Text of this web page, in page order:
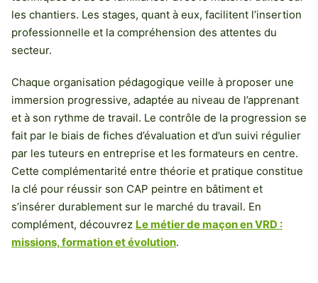
les chantiers. Les stages, quant à eux, facilitent l’insertion
professionnelle et la compréhension des attentes du
secteur.
Chaque organisation pédagogique veille à proposer une
immersion progressive, adaptée au niveau de l’apprenant
et à son rythme de travail. Le contrôle de la progression se
fait par le biais de fiches d’évaluation et d’un suivi régulier
par les tuteurs en entreprise et les formateurs en centre.
Cette complémentarité entre théorie et pratique constitue
la clé pour réussir son CAP peintre en bâtiment et
s’insérer durablement sur le marché du travail. En
complément, découvrez Le métier de maçon en VRD :
missions, formation et évolution.